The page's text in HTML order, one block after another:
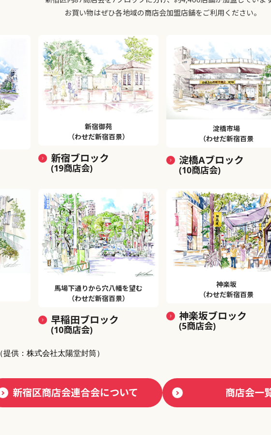
お買い物はぜひ各地域の商店会加盟店舗をご利用ください。
新宿御苑
（わせだ新宿百景）
新宿ブロック
(19商店会)
淀橋市場
（わせだ新宿百景
淀橋Aブロック
(10商店会)
馬場下通りから穴八幡を望む
（わせだ新宿百景）
早稲田ブロック
(10商店会)
神楽坂
（わせだ新宿百景
神楽坂ブロック
(5商店会)
（提供：株式会社太陽堂封筒）
新宿区商店会連合会について 商店会一